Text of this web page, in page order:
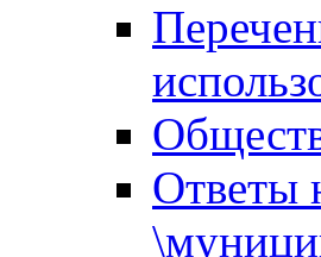
Ответы